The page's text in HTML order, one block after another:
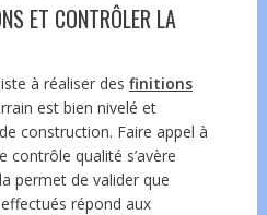
ET CONTRÔLER LA
à réaliser des finitions
est bien nivelé et
construction. Faire appel à
contrôle qualité s’avère
permet de valider que
répond aux